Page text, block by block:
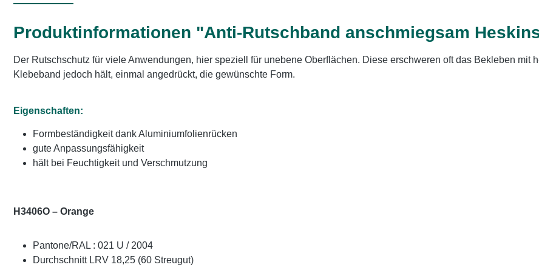
Produktinformationen "Anti-Rutschband anschmiegsam
Der Rutschschutz für viele Anwendungen, hier speziell für unebene Oberflächen. Diese erschweren oft das Bekleben mit
Klebeband jedoch hält, einmal angedrückt, die gewünschte Form.
Eigenschaften:
Formbeständigkeit dank Aluminiumfolienrücken
gute Anpassungsfähigkeit
hält bei Feuchtigkeit und Verschmutzung
H3406O – Orange
Pantone/RAL : 021 U / 2004
Durchschnitt LRV 18,25 (60 Streugut)